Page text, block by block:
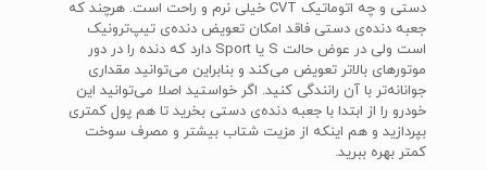
دستی و چه اتوماتیک CVT خیلی نرم و راحت است. هرچند که
جعبه دنده‌ی دستی فاقد امکان تعویض دنده‌ی تیپ‌ترونیک
است ولی در عوض حالت S یا Sport دارد که دنده را در دور
موتورهای بالاتر تعویض می‌کند و بنابراین می‌توانید مقداری
جوانانه‌تر با آن رانندگی کنید. اگر خواستید اصلا می‌توانید این
خودرو را از ابتدا با جعبه دنده‌ی دستی بخرید تا هم پول کمتری
بپردازید و هم اینکه از مزیت شتاب بیشتر و مصرف سوخت
کمتر بهره ببرید.